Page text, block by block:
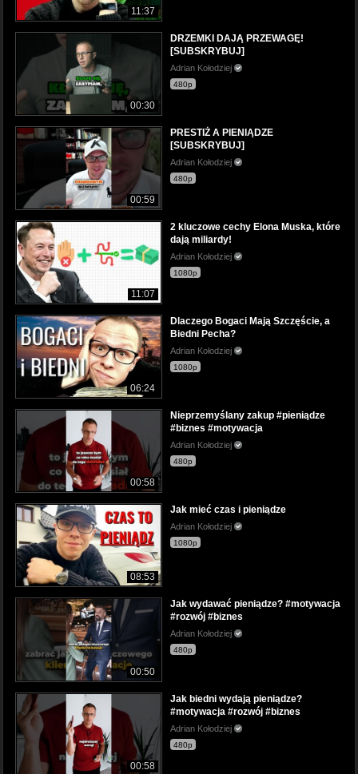
11:37
00:30
DRZEMKI DAJĄ PRZEWAGĘ!
[SUBSKRYBUJ]
Adrian Kołodziej
480p
00:59
PRESTIŻ A PIENIĄDZE
[SUBSKRYBUJ]
Adrian Kołodziej
480p
11:07
2 kluczowe cechy Elona Muska, które
dają miliardy!
Adrian Kołodziej
1080p
06:24
Dlaczego Bogaci Mają Szczęście, a
Biedni Pecha?
Adrian Kołodziej
1080p
00:58
Nieprzemyślany zakup #pieniądze
#biznes #motywacja
Adrian Kołodziej
480p
08:53
Jak mieć czas i pieniądze
Adrian Kołodziej
1080p
00:50
Jak wydawać pieniądze? #motywacja
#rozwój #biznes
Adrian Kołodziej
480p
00:58
Jak biedni wydają pieniądze?
#motywacja #rozwój #biznes
Adrian Kołodziej
480p